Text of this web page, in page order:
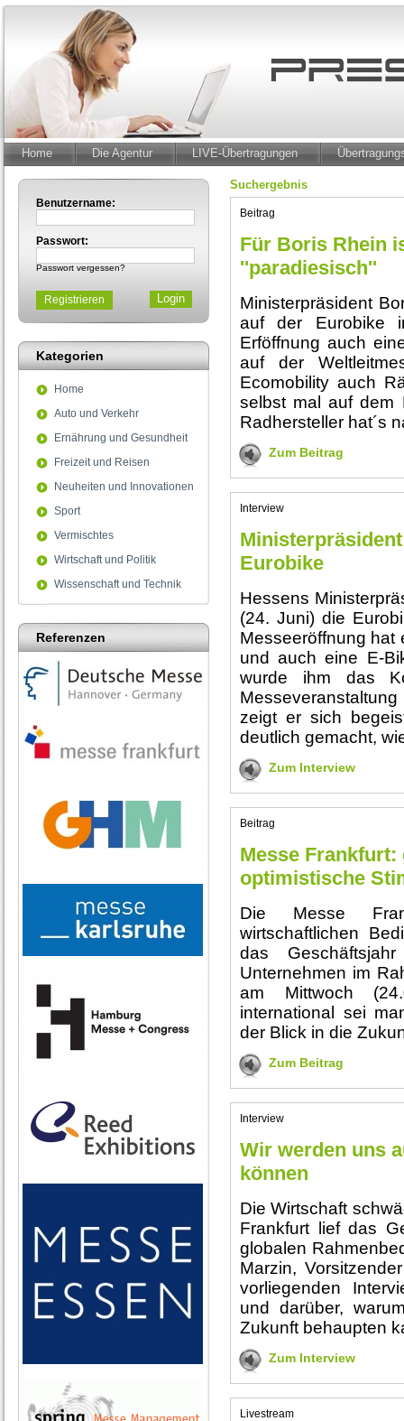
Home Die Agentur LIVE-Übertragungen
Benutzername:
Passwort:
Passwort vergessen?
Registrieren
Kategorien
Home
Auto und Verkehr
Ernährung und Gesundheit
Freizeit und Reisen
Neuheiten und Innovationen
Sport
Vermischtes
Wirtschaft und Politik
Wissenschaft und Technik
Referenzen
Suchergebnis
Beitrag
Für Boris Rhein
''paradiesisch''
Ministerpräsident
auf der Eurobike
Erföffnung auch
auf der
Ecomobility auch
selbst mal auf dem
Radhersteller hat´s
Zum Beitrag
Interview
Eurobike
Hessens
(24. Juni) die
Messeeröffnung hat
und auch eine E-
wurde ihm das
zeigt er sich
deutlich gemacht,
Zum Interview
Beitrag
Messe
optimistische
Die Messe
wirtschaftlichen
das
Unternehmen im
am Mittwoch
international sei
der Blick in die
Zum Beitrag
Interview
Wir werden uns
können
Die Wirtschaft
Frankfurt lief das
globalen
Marzin,
vorliegenden
und darüber,
Zukunft behaupten
Zum Interview
Livestream